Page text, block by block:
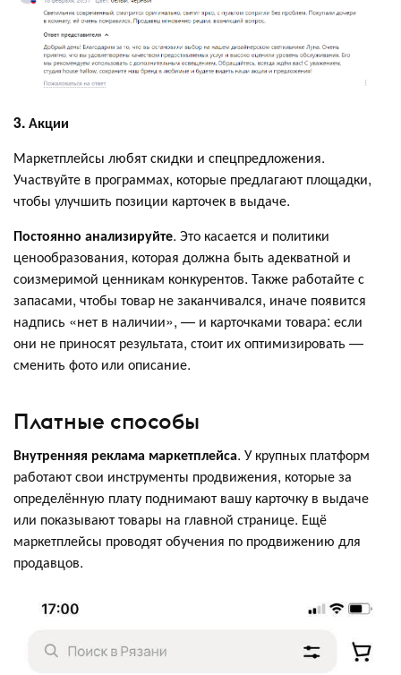
3. Акции
Маркетплейсы любят скидки и спецпредложения.
Участвуйте в программах, которые предлагают площадки,
чтобы улучшить позиции карточек в выдаче.
Постоянно анализируйте. Это касается и политики
ценообразования, которая должна быть адекватной и
соизмеримой ценникам конкурентов. Также работайте с
запасами, чтобы товар не заканчивался, иначе появится
надпись «нет в наличии», — и карточками товара: если
они не приносят результата, стоит их оптимизировать —
сменить фото или описание.
Платные способы
Внутренняя реклама маркетплейса. У крупных платформ
работают свои инструменты продвижения, которые за
определённую плату поднимают вашу карточку в выдаче
или показывают товары на главной странице. Ещё
маркетплейсы проводят обучения по продвижению для
продавцов.